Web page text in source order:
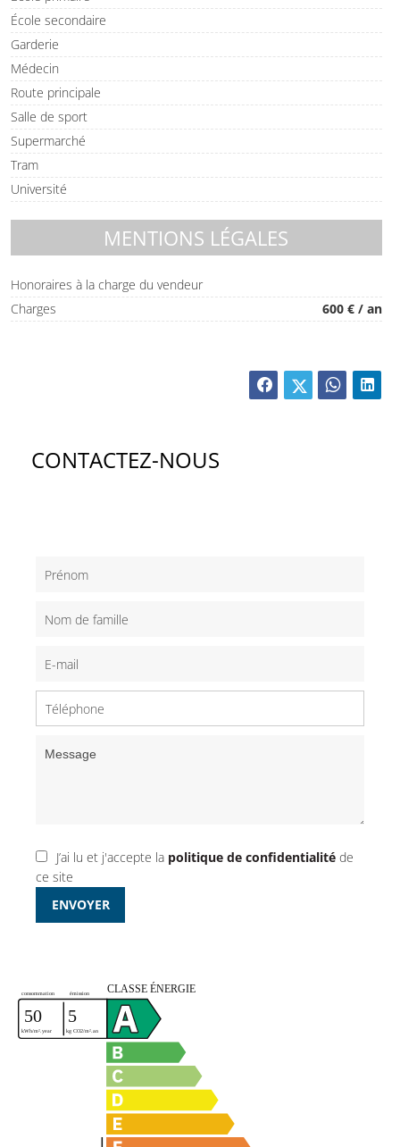
École secondaire
Garderie
Médecin
Route principale
Salle de sport
Supermarché
Tram
Université
MENTIONS LÉGALES
Honoraires à la charge du vendeur
Charges
600 € / an
CONTACTEZ-NOUS
J’ai lu et j'accepte la politique de confidentialité de
ce site
ENVOYER